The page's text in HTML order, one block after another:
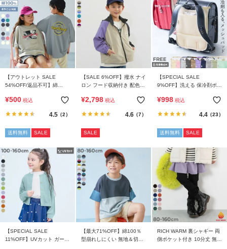
【アウトレット SALE
54%OFF/返品不可】綿
BIGシルエット プリント半
¥500 税込
4.5（2）
送料無料 SALE
【SALE 6%OFF】撥水 ナイ
ロン フード収納付き 配色ラ
¥2,798 税込
4.6（7）
SALE
【SPECIAL SALE
9%OFF】洗える 保冷剤ポケ
メッシュパッド
¥998 税込
4.4（23）
送料無料 SALE
【SPECIAL SALE
11%OFF】UVカット ガール
【最大71%OFF】綿100％
型崩れしにくい 無地＆切替
RICH WARM 裏シャギー 両
側ポケット付き 10分丈 無地